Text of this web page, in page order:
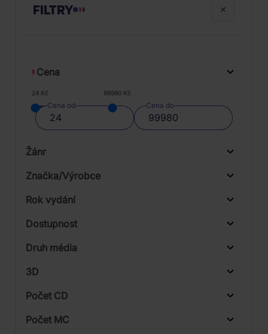
FILTRY
Cena
24 Kč 99980 Kč
Cena od Cena do
Žánr
Značka/Výrobce
Rok vydání
Od
Dostupnost
Druh média
3D
Počet CD
Počet MC